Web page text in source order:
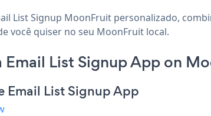
List Signup MoonFruit personalizado,
você quiser no seu MoonFruit local.
Email List Signup App on
Email List Signup App